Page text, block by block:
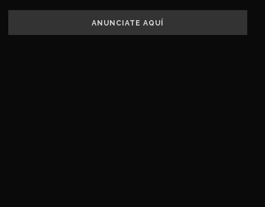
ANUNCIATE AQUÍ